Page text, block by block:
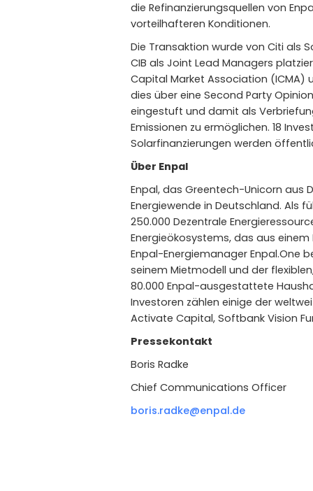
die Refinanzierungsquellen von
vorteilhafteren Konditionen.
Die Transaktion wurde von Citi als
CIB als Joint Lead Managers
Capital Market Association (ICMA)
dies über eine Second Party
eingestuft und damit als
Emissionen zu ermöglichen. 18
Solarfinanzierungen werden
Über Enpal
Enpal, das Greentech-Unicorn aus
Energiewende in Deutschland. Als
250.000 Dezentrale
Energieökosystems, das aus
Enpal-Energiemanager Enpal.One
seinem Mietmodell und der
80.000 Enpal-ausgestattete
Investoren zählen einige der
Activate Capital, Softbank Vision
Pressekontakt
Boris Radke
Chief Communications Officer
boris.radke@enpal.de